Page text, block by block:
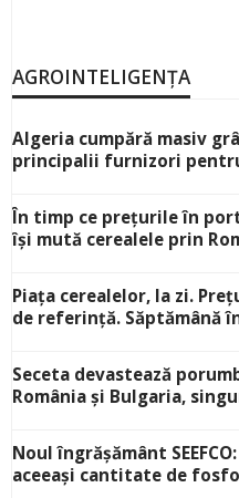
AGROINTELIGENȚA
Algeria cumpără masiv
principalii furnizori
În timp ce prețurile în
își mută cerealele prin
Piața cerealelor, la zi.
de referință. Săptămână
Seceta devastează
România și Bulgaria,
Noul îngrășământ
aceeași cantitate de